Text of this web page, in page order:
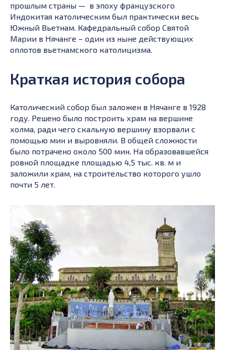
прошлым страны — в эпоху французского
Индокитая католическим был практически весь
Южный Вьетнам. Кафедральный собор Святой
Марии в Нячанге – один из ныне действующих
оплотов вьетнамского католицизма.
Краткая история собора
Католический собор был заложен в Нячанге в 1928
году. Решено было построить храм на вершине
холма, ради чего скальную вершину взорвали с
помощью мин и выровняли. В общей сложности
было потрачено около 500 мин. На образовавшейся
ровной площадке площадью 4,5 тыс. кв. м и
заложили храм, на строительство которого ушло
почти 5 лет.